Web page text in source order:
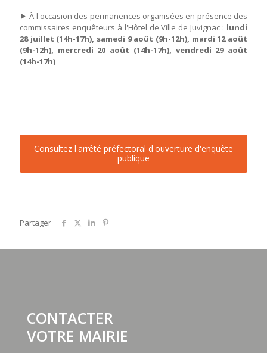
À l'occasion des permanences organisées en présence des
commissaires enquêteurs à l'Hôtel de Ville de Juvignac : lundi
28 juillet (14h-17h), samedi 9 août (9h-12h), mardi 12 août
(9h-12h), mercredi 20 août (14h-17h), vendredi 29 août
(14h-17h)
Consultez l'arrêté préfectoral d'ouverture d'enquête
publique
Partager
CONTACTER
VOTRE MAIRIE